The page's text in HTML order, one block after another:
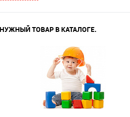
ТОВАР В КАТАЛОГЕ.